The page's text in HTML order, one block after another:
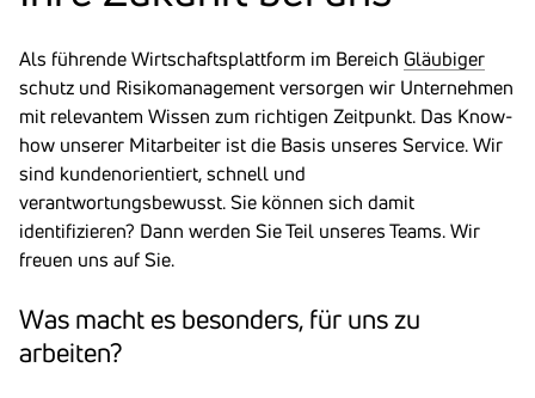
Als führende Wirtschaftsplattform im Bereich Gläubiger
schutz und Risikomanagement versorgen wir Unternehmen
mit relevantem Wissen zum richtigen Zeitpunkt. Das Know-
how unserer Mitarbeiter ist die Basis unseres Service. Wir
sind kundenorientiert, schnell und
verantwortungsbewusst. Sie können sich damit
identifizieren? Dann werden Sie Teil unseres Teams. Wir
freuen uns auf Sie.
Was macht es beson­ders, für uns zu
arbeiten?